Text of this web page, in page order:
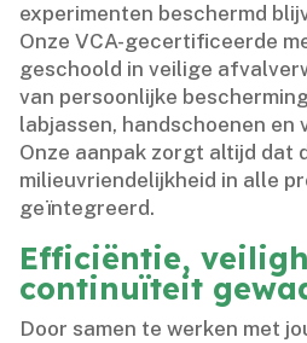
experimenten beschermd
Onze VCA-gecertificeerde
geschoold in veilige
van persoonlijke
labjassen, handschoenen en
Onze aanpak zorgt altijd dat
milieuvriendelijkheid in alle
geïntegreerd.​
Efficiëntie,
continuïteit
Door samen te werken met